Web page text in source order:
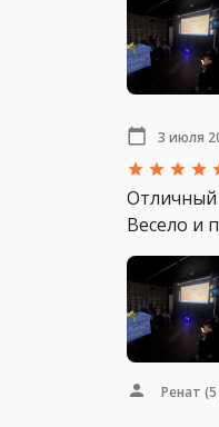
3 июля
Отличный
Весело и
Ренат